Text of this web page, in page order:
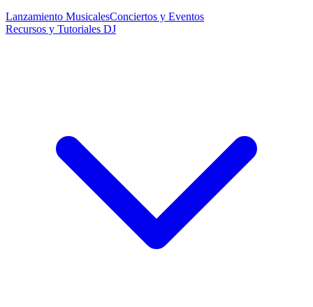
Lanzamiento MusicalesConciertos y Eventos
Recursos y Tutoriales DJ